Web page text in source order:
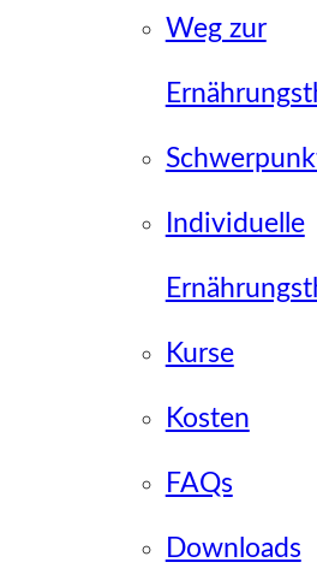
Weg zur
Individuelle
Kurse
Kosten
FAQs
Downloads